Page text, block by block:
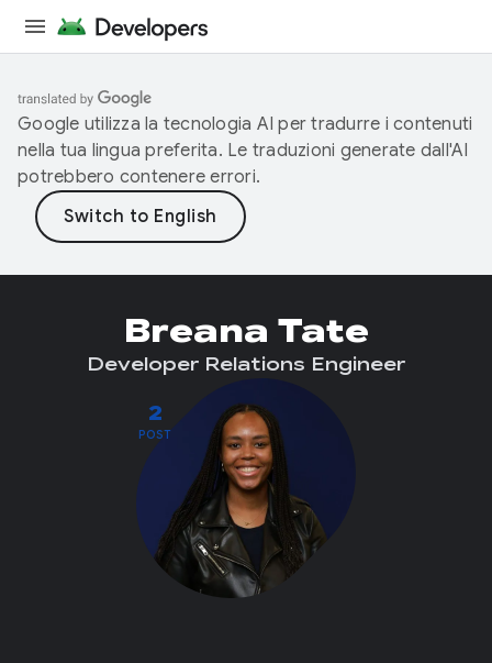
Google utilizza la tecnologia AI per tradurre i contenuti
nella tua lingua preferita. Le traduzioni generate dall'AI
potrebbero contenere errori.
2
POST
Breana Tate
Developer Relations Engineer